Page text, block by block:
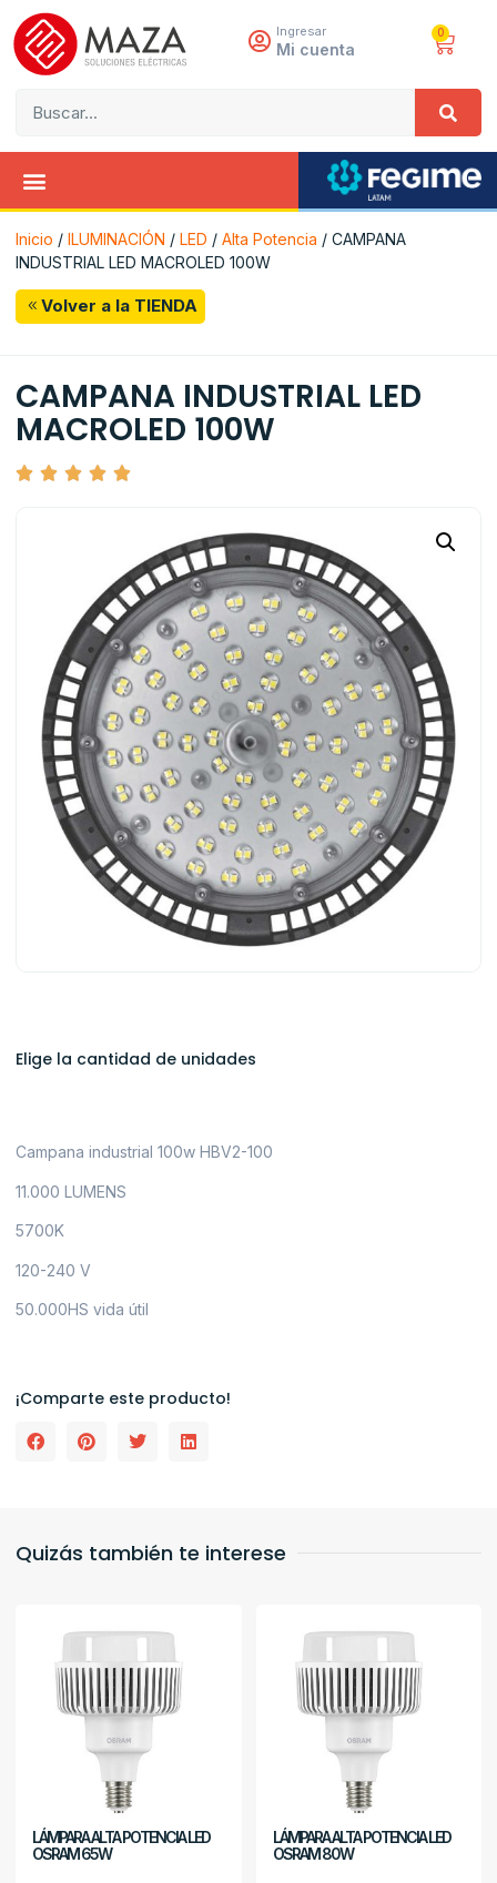
Ingresar
Mi cuenta
0
Inicio / ILUMINACIÓN / LED / Alta Potencia / CAMPANA
INDUSTRIAL LED MACROLED 100W
Volver a la TIENDA
CAMPANA INDUSTRIAL LED
MACROLED 100W
Elige la cantidad de unidades
Campana industrial 100w HBV2-100
11.000 LUMENS
5700K
120-240 V
50.000HS vida útil
¡Comparte este producto!
Quizás también te interese
LÁMPARA ALTA POTENCIA LED
OSRAM 65W
LÁMPARA ALTA POTENCIA LED
OSRAM 80W